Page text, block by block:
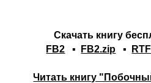
Скачать книгу
FB2 ▪ FB2.zip ▪ RTF
Читать книгу